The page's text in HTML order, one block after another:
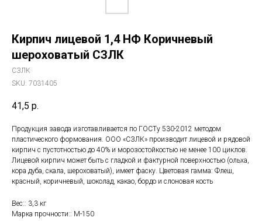
Кирпич лицевой 1,4 НФ Коричневый
шероховатый СЗЛК
СЗЛК
SKU: 7031405
41,5 р.
Продукция завода изготавливается по ГОСТу 530-2012 методом
пластического формования. ООО «СЗЛК» производит лицевой и рядовой
кирпич с пустотностью до 40% и морозостойкостью не менее 100 циклов.
Лицевой кирпич может быть с гладкой и фактурной поверхностью (ольха,
кора дуба, скала, шероховатый), имеет фаску. Цветовая гамма: Флеш,
красный, коричневый, шоколад, какао, бордо и слоновая кость
Вес:: 3,3 кг
Марка прочности:: М-150